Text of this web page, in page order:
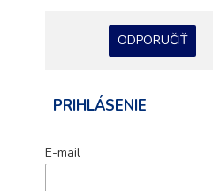
ODPORUČIŤ
PRIHLÁSENIE
E-mail